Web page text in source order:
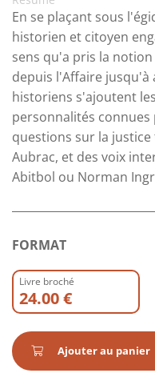
En se plaçant sous
historien et citoyen
sens qu'a pris la
depuis l'Affaire jusqu'à
historiens s'ajoutent
personnalités
questions sur la
Aubrac, et des voix
Abitbol ou Norman
FORMAT
Livre broché
24.00 €
Ajouter au panier